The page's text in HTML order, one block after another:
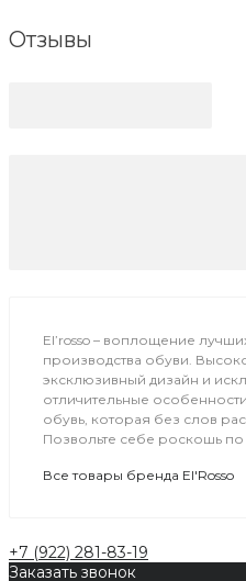
Отзывы
El’rosso – воплощение
производства обуви.
эксклюзивный дизайн и
отличительные
обувь, которая без слов
Позвольте себе роскошь
Все товары бренда El'Rosso
+7 (922) 281-83-19
Заказать звонок